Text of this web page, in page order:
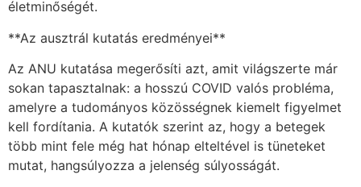
életminőségét.
**Az ausztrál kutatás eredményei**
Az ANU kutatása megerősíti azt, amit világszerte már
sokan tapasztalnak: a hosszú COVID valós probléma,
amelyre a tudományos közösségnek kiemelt figyelmet
kell fordítania. A kutatók szerint az, hogy a betegek
több mint fele még hat hónap elteltével is tüneteket
mutat, hangsúlyozza a jelenség súlyosságát.